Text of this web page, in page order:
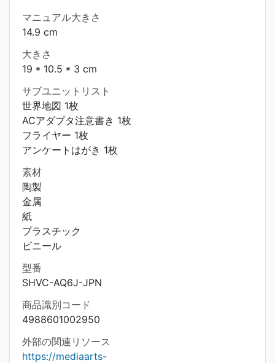
マニュアル大きさ
14.9 cm
大きさ
19 * 10.5 * 3 cm
サブユニットリスト
世界地図 1枚
ACアダプタ注意書き 1枚
フライヤー 1枚
アンケートはがき 1枚
素材
陶製
金属
紙
プラスチック
ビニール
型番
SHVC-AQ6J-JPN
商品識別コード
4988601002950
外部の関連リソース
https://mediaarts-